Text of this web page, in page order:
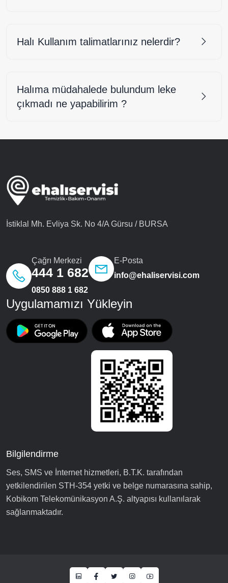
Halı Kullanım talimatlarınız nelerdir?
Halıma müdahalede bulundum leke
çıkmadı ne yapabilirim ?
İstiklal Mh. Evliya Sk. No 4/A Gürsu / BURSA
Çağrı Merkezi
444 1 682
0850 888 1 682
E-Posta
info@ehaliservisi.com
Uygulamamızı Yükleyin
Bilgilendirme
Ses, SMS ve İnternet hizmetleri, B.T.K. tarafından
yetkilendirilen STH-354 yetki ve belge numarasına sahip,
Kobikom Telekomünikasyon A.Ş. altyapısı kullanılarak
sağlanmaktadır.